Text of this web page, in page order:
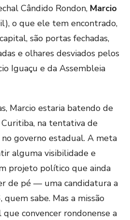
Cândido Rondon, Marcio
o que ele tem encontrado,
são portas fechadas,
e olhares desviados pelos
Iguaçu e da Assembleia
Marcio estaria batendo de
na tentativa de
governo estadual. A meta
alguma visibilidade e
projeto político que ainda
de pé — uma candidatura a
sabe. Mas a missão
convencer rondonense a